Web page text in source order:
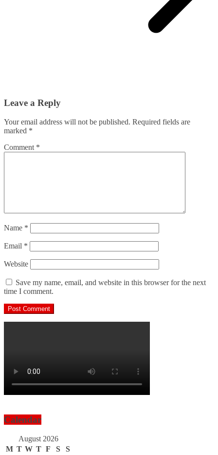
Leave a Reply
Your email address will not be published. Required fields are
marked *
Comment *
Name *
Email *
Website
Save my name, email, and website in this browser for the next
time I comment.
Calendar
August 2026
M T W T F S
S